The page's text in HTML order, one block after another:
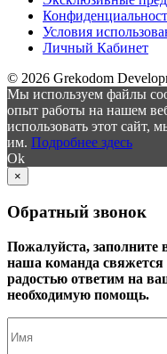
Условия
Личный Кабинет
© 2026 Grekodom
Мы используем файлы
опыт работы на нашем
использовать этот
им. Подробнее здесь
Ok
×
Обратный звонок
Пожалуйста,
наша команда
радостью ответим на
необходимую помощь.